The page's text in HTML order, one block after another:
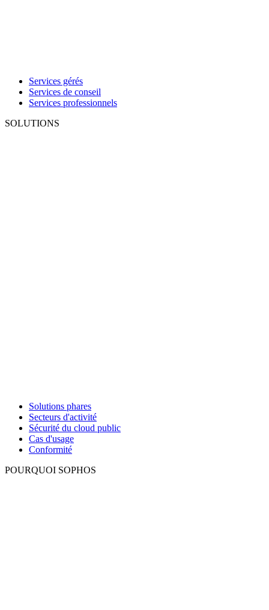
Services gérés
Services de conseil
Services professionnels
SOLUTIONS
Solutions phares
Secteurs d'activité
Sécurité du cloud public
Cas d'usage
Conformité
POURQUOI SOPHOS